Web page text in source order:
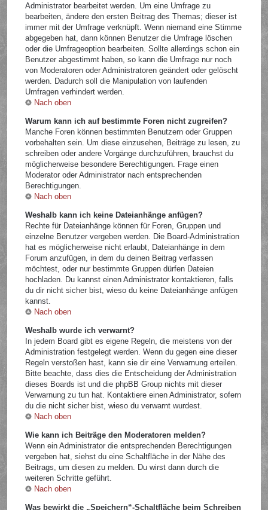
Administrator bearbeitet werden. Um eine Umfrage zu
bearbeiten, ändere den ersten Beitrag des Themas; dieser ist
immer mit der Umfrage verknüpft. Wenn niemand eine Stimme
abgegeben hat, dann können Benutzer die Umfrage löschen
oder die Umfrageoption bearbeiten. Sollte allerdings schon ein
Benutzer abgestimmt haben, so kann die Umfrage nur noch
von Moderatoren oder Administratoren geändert oder gelöscht
werden. Dadurch soll die Manipulation von laufenden
Umfragen verhindert werden.
Nach oben
Warum kann ich auf bestimmte Foren nicht zugreifen?
Manche Foren können bestimmten Benutzern oder Gruppen
vorbehalten sein. Um diese einzusehen, Beiträge zu lesen, zu
schreiben oder andere Vorgänge durchzuführen, brauchst du
möglicherweise besondere Berechtigungen. Frage einen
Moderator oder Administrator nach entsprechenden
Berechtigungen.
Nach oben
Weshalb kann ich keine Dateianhänge anfügen?
Rechte für Dateianhänge können für Foren, Gruppen und
einzelne Benutzer vergeben werden. Die Board-Administration
hat es möglicherweise nicht erlaubt, Dateianhänge in dem
Forum anzufügen, in dem du deinen Beitrag verfassen
möchtest, oder nur bestimmte Gruppen dürfen Dateien
hochladen. Du kannst einen Administrator kontaktieren, falls
du dir nicht sicher bist, wieso du keine Dateianhänge anfügen
kannst.
Nach oben
Weshalb wurde ich verwarnt?
In jedem Board gibt es eigene Regeln, die meistens von der
Administration festgelegt werden. Wenn du gegen eine dieser
Regeln verstoßen hast, kann sie dir eine Verwarnung erteilen.
Bitte beachte, dass dies die Entscheidung der Administration
dieses Boards ist und die phpBB Group nichts mit dieser
Verwarnung zu tun hat. Kontaktiere einen Administrator, sofern
du die nicht sicher bist, wieso du verwarnt wurdest.
Nach oben
Wie kann ich Beiträge den Moderatoren melden?
Wenn ein Administrator die entsprechenden Berechtigungen
vergeben hat, siehst du eine Schaltfläche in der Nähe des
Beitrags, um diesen zu melden. Du wirst dann durch die
weiteren Schritte geführt.
Nach oben
Was bewirkt die „Speichern“-Schaltfläche beim Schreiben